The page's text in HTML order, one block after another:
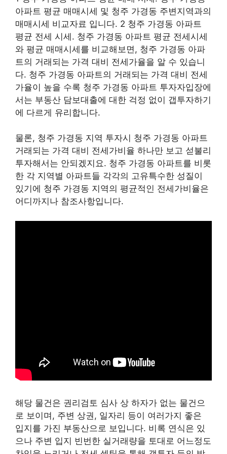
아파트 평균 매매시세 및 청주 가경동 주변지역과의
매매시세 비교자료 입니다. 2 청주 가경동 아파트
평균 전세 시세. 청주 가경동 아파트 평균 전세시세
와 평균 매매시세를 비교해보면, 청주 가경동 아파
트의 거래되는 가격 대비 전세가율을 알 수 있습니
다. 청주 가경동 아파트의 거래되는 가격 대비 전세
가율이 높을 수록 청주 가경동 아파트 투자자입장에
서는 부동산 담보대출에 대한 걱정 없이 갭투자하기
에 다르게 유리합니다.
물론, 청주 가경동 지역 투자시 청주 가경동 아파트
거래되는 가격 대비 전세가비율 하나만 보고 섣불리
투자해서는 안되겠지요. 청주 가경동 아파트를 비롯
한 각 지역별 아파트들 각각의 고유특수한 성질이
있기에 청주 가경동 지역의 평균적인 전세가비율은
어디까지나 참조사항입니다.
해당 물건은 권리검토 심사 상 하자가 없는 물건으
로 보이며, 주변 상권, 일자리 등이 여러가지 좋은
입지를 가진 부동산으로 보입니다. 비록 연식은 있
으나 주변 입지 빈번한 실거래량을 토대로 어느정도